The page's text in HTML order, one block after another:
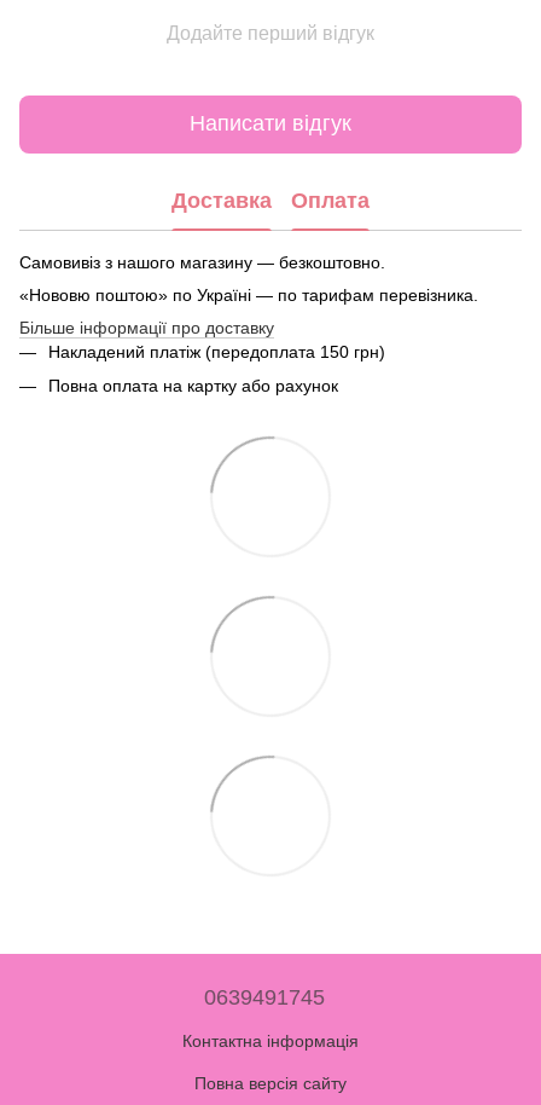
Додайте перший відгук
Написати відгук
Доставка Оплата
Самовивіз з нашого магазину — безкоштовно.
«Нововю поштою» по Україні — по тарифам перевізника.
Більше інформації про доставку
Накладений платіж (передоплата 150 грн)
Повна оплата на картку або рахунок
0639491745
Контактна інформація
Повна версія сайту